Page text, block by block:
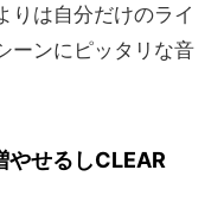
りは自分だけのライ
ーンにピッタリな音
やせるしCLEAR